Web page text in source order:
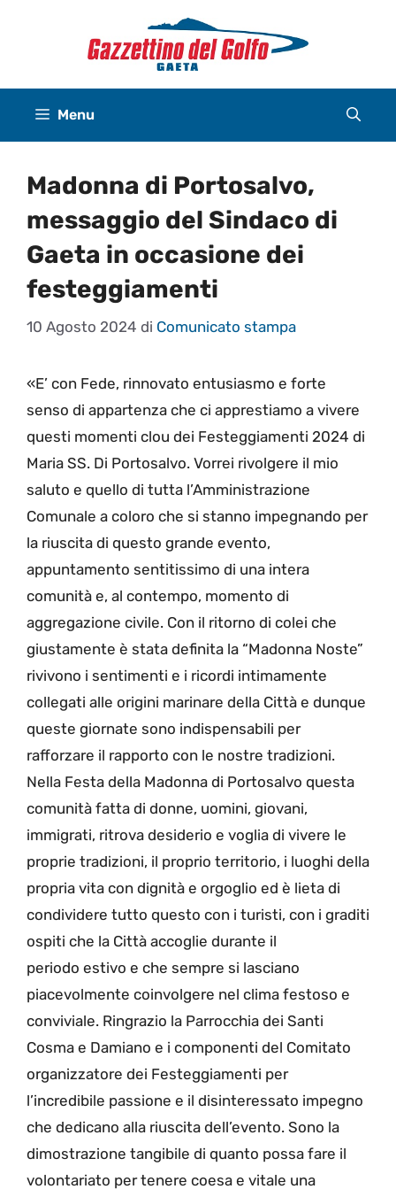
Menu
Madonna di Portosalvo,
messaggio del Sindaco di
Gaeta in occasione dei
festeggiamenti
10 Agosto 2024 di Comunicato stampa
«E’ con Fede, rinnovato entusiasmo e forte
senso di appartenza che ci apprestiamo a vivere
questi momenti clou dei Festeggiamenti 2024 di
Maria SS. Di Portosalvo. Vorrei rivolgere il mio
saluto e quello di tutta l’Amministrazione
Comunale a coloro che si stanno impegnando per
la riuscita di questo grande evento,
appuntamento sentitissimo di una intera
comunità e, al contempo, momento di
aggregazione civile. Con il ritorno di colei che
giustamente è stata definita la “Madonna Noste”
rivivono i sentimenti e i ricordi intimamente
collegati alle origini marinare della Città e dunque
queste giornate sono indispensabili per
rafforzare il rapporto con le nostre tradizioni.
Nella Festa della Madonna di Portosalvo questa
comunità fatta di donne, uomini, giovani,
immigrati, ritrova desiderio e voglia di vivere le
proprie tradizioni, il proprio territorio, i luoghi della
propria vita con dignità e orgoglio ed è lieta di
condividere tutto questo con i turisti, con i graditi
ospiti che la Città accoglie durante il
periodo estivo e che sempre si lasciano
piacevolmente coinvolgere nel clima festoso e
conviviale. Ringrazio la Parrocchia dei Santi
Cosma e Damiano e i componenti del Comitato
organizzatore dei Festeggiamenti per
l’incredibile passione e il disinteressato impegno
che dedicano alla riuscita dell’evento. Sono la
dimostrazione tangibile di quanto possa fare il
volontariato per tenere coesa e vitale una